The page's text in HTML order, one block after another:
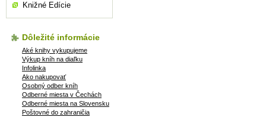
Knižné Edície
Dôležité informácie
Aké knihy vykupujeme
Výkup kníh na diaľku
Infolinka
Ako nakupovať
Osobný odber kníh
Odberné miesta v Čechách
Odberné miesta na Slovensku
Poštovné do zahraničia